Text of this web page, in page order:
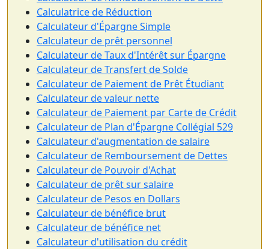
Calculatrice de Réduction
Calculateur d'Épargne Simple
Calculateur de prêt personnel
Calculateur de Taux d'Intérêt sur Épargne
Calculateur de Transfert de Solde
Calculateur de Paiement de Prêt Étudiant
Calculateur de valeur nette
Calculateur de Paiement par Carte de Crédit
Calculateur de Plan d'Épargne Collégial 529
Calculateur d'augmentation de salaire
Calculateur de Remboursement de Dettes
Calculateur de Pouvoir d'Achat
Calculateur de prêt sur salaire
Calculateur de Pesos en Dollars
Calculateur de bénéfice brut
Calculateur de bénéfice net
Calculateur d'utilisation du crédit